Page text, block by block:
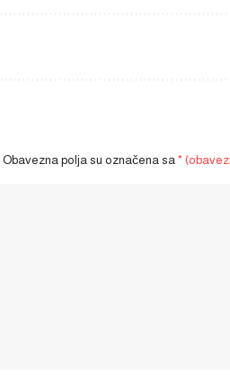
Obavezna polja su označena sa *